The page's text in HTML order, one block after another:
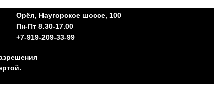
Орёл, Наугорское шоссе, 100
Пн-Пт 8.30-17.00
+7-919-209-33-99